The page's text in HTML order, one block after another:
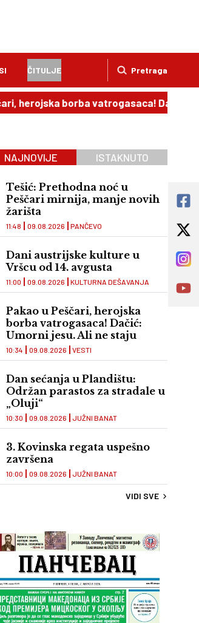
Pretraga
ČITULJE
borba vatrogasaca! Dačić: Umorni
NAJNOVIJE ISTAKNUTO
Tešić: Prethodna noć u
Peščari mirnija, manje novih
žarišta
PANČEVO
11:48 09.08.2026
Dani austrijske kulture u
Vršcu od 14. avgusta
KULTURNA DEŠAVANJA
11:00 09.08.2026
Pakao u Peščari, herojska
borba vatrogasaca! Dačić:
Umorni jesu. Ali ne staju
VESTI
10:34 09.08.2026
Dan sećanja u Plandištu:
Održan parastos za stradale u
„Oluji“
JUŽNI BANAT
10:30 09.08.2026
3. Kovinska regata uspešno
završena
JUŽNI BANAT
10:00 09.08.2026
VIDI SVE